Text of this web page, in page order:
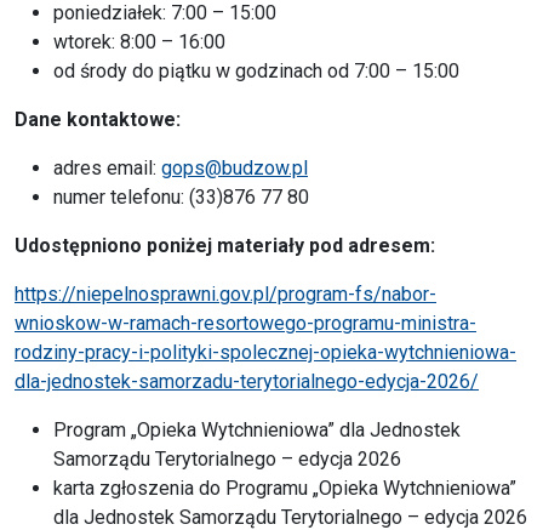
poniedziałek: 7:00 – 15:00
wtorek: 8:00 – 16:00
od środy do piątku w godzinach od 7:00 – 15:00
Dane kontaktowe:
adres email: gops@budzow.pl
numer telefonu: (33)876 77 80
Udostępniono poniżej materiały pod adresem:
https://niepelnosprawni.gov.pl/program-fs/nabor-
wnioskow-w-ramach-resortowego-programu-ministra-
rodziny-pracy-i-polityki-spolecznej-opieka-wytchnieniowa-
dla-jednostek-samorzadu-terytorialnego-edycja-2026/
Program „Opieka Wytchnieniowa” dla Jednostek
Samorządu Terytorialnego – edycja 2026
karta zgłoszenia do Programu „Opieka Wytchnieniowa”
dla Jednostek Samorządu Terytorialnego – edycja 2026